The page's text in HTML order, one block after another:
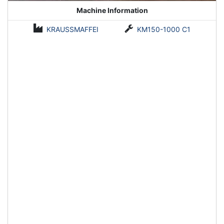
Machine Information
KRAUSSMAFFEI KM150-1000 C1